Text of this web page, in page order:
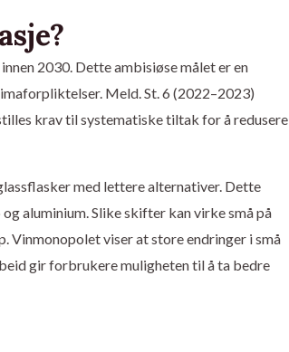
2030. Dette ambisiøse målet er en
Meld. St. 6 (2022–2023)
krav til systematiske tiltak for å redusere
med lettere alternativer. Dette
aluminium. Slike skifter kan virke små på
Vinmonopolet viser at store endringer i små
gir forbrukere muligheten til å ta bedre